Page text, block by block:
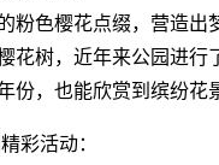
粉色樱花点缀，营造出
花树，近年来公园进
份，也能欣赏到缤纷花
彩活动：